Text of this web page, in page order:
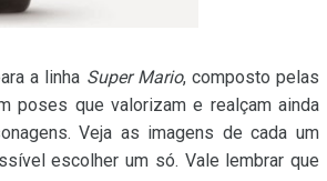
a linha Super Mario, composto pelas
poses que valorizam e realçam ainda
Veja as imagens de cada um
escolher um só. Vale lembrar que